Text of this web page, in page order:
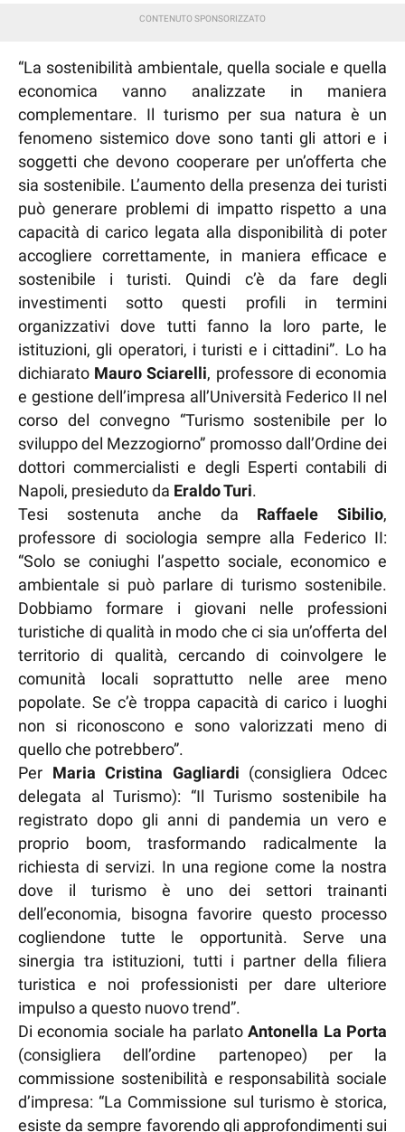
“La sostenibilità ambientale, quella sociale e quella
economica vanno analizzate in maniera
complementare. Il turismo per sua natura è un
fenomeno sistemico dove sono tanti gli attori e i
soggetti che devono cooperare per un’offerta che
sia sostenibile. L’aumento della presenza dei turisti
può generare problemi di impatto rispetto a una
capacità di carico legata alla disponibilità di poter
accogliere correttamente, in maniera efficace e
sostenibile i turisti. Quindi c’è da fare degli
investimenti sotto questi profili in termini
organizzativi dove tutti fanno la loro parte, le
istituzioni, gli operatori, i turisti e i cittadini”. Lo ha
dichiarato Mauro Sciarelli, professore di economia
e gestione dell’impresa all’Università Federico II nel
corso del convegno “Turismo sostenibile per lo
sviluppo del Mezzogiorno” promosso dall’Ordine dei
dottori commercialisti e degli Esperti contabili di
Napoli, presieduto da Eraldo Turi.
Tesi sostenuta anche da Raffaele Sibilio,
professore di sociologia sempre alla Federico II:
“Solo se coniughi l’aspetto sociale, economico e
ambientale si può parlare di turismo sostenibile.
Dobbiamo formare i giovani nelle professioni
turistiche di qualità in modo che ci sia un’offerta del
territorio di qualità, cercando di coinvolgere le
comunità locali soprattutto nelle aree meno
popolate. Se c’è troppa capacità di carico i luoghi
non si riconoscono e sono valorizzati meno di
quello che potrebbero”.
Per Maria Cristina Gagliardi (consigliera Odcec
delegata al Turismo): “Il Turismo sostenibile ha
registrato dopo gli anni di pandemia un vero e
proprio boom, trasformando radicalmente la
richiesta di servizi. In una regione come la nostra
dove il turismo è uno dei settori trainanti
dell’economia, bisogna favorire questo processo
cogliendone tutte le opportunità. Serve una
sinergia tra istituzioni, tutti i partner della filiera
turistica e noi professionisti per dare ulteriore
impulso a questo nuovo trend”.
Di economia sociale ha parlatoAntonella La Porta
(consigliera dell’ordine partenopeo) per la
commissione sostenibilità e responsabilità sociale
d’impresa: “La Commissione sul turismo è storica,
esiste da sempre favorendo gli approfondimenti sui